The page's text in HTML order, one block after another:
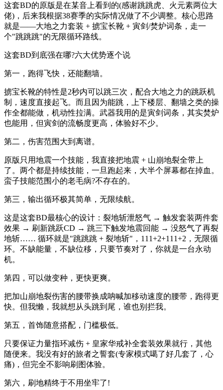
这套BD的原版是在某音上看到的(感谢跳跳虎、火元素两位大
佬)，后来我根据38赛季的实际情况做了不少调整。核心思路
就是——大地之力套装 + 掳宝长靴 + 寅剑/焚炉词条，走一
个"跳跳跳"的无限循环路线。
这套BD到底强在哪?六大优势逐个说
第一，跑得飞快，还能翻墙。
掳宝长靴的特性是2秒内可以跳三次，配合大地之力的跳跃机
制，速度直接起飞。而且因为能跳，上下楼层、翻墙之类的操
作全都能做，机动性拉满。武器我用的是寅剑词条，其实焚炉
也能用，但寅剑的流畅度更高，体验好不少。
第二，伤害范围大到离谱。
原版只用地震一个技能，我直接把地震 + 山崩地裂全带上
了。两个都是持续技能，一旦跑起来，大半个屏幕都在掉血。
蛮子技能范围小的老毛病?不存在的。
第三，输出循环极其简单，无限续航。
这是这套BD最核心的设计：裂地斩泄怒气 → 触发套装两件套
效果 → 刷新跳跃CD → 跳三下触发地震回能 → 没怒气了再裂
地斩…… 循环就是"跳跳跳 + 裂地斩"，111+2+111+2，无限循
环。不缺能量，不缺位移，只要节奏对了，你就是一台永动
机。
第四，可以做变种，更快更爽。
把加山崩地裂伤害的腰带换成呐喊加移动速度的腰带，跑得更
快。但我懒，我就想从头跳到尾，谁也别拦我。
第五，首饰随意搭配，门槛极低。
只要保证力量指环减伤 + 皇家华戒补全套装效果就行，其他
随便来。我没有好的旅者之誓套(专家模式噶了好几套了，心
痛)，但完全不影响刷图体验。
第六，刷地精终于不用坐牢了!